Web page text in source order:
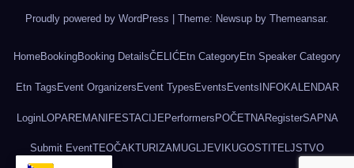
Proudly powered by WordPress | Theme: Newsup by Themeansar.
HomeBookingBooking DetailsČELIĆEtn CategoryEtn Speaker Category
Etn Tags Event Organizers Event Types Events Events INFOKALENDAR
LoginLOPAREMANIFESTACIJEPerformersPOČETNARegisterSAPNA
Submit EventTEOČAKTURIZAM UGLJEVIKUGOSTITELJSTVO